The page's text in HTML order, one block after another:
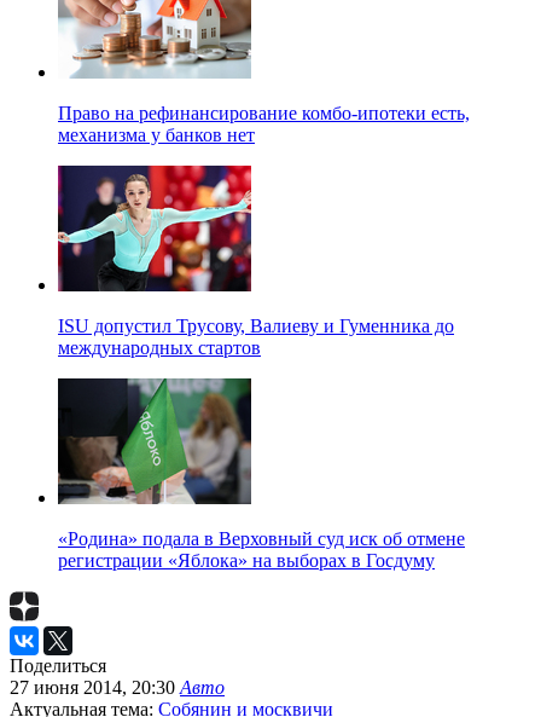
Право на рефинансирование комбо-ипотеки есть,
механизма у банков нет
ISU допустил Трусову, Валиеву и Гуменника до
международных стартов
«Родина» подала в Верховный суд иск об отмене
регистрации «Яблока» на выборах в Госдуму
Поделиться
27 июня 2014, 20:30 Авто
Актуальная тема: Собянин и москвичи